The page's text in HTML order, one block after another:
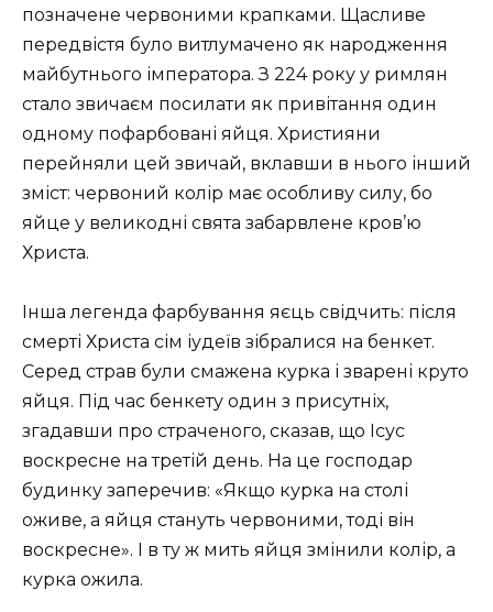
позначене червоними крапками. Щасливе
передвістя було витлумачено як народження
майбутнього імператора. З 224 року у римлян
стало звичаєм посилати як привітання один
одному пофарбовані яйця. Християни
перейняли цей звичай, вклавши в нього інший
зміст: червоний колір має особливу силу, бо
яйце у ​​великодні свята забарвлене кров’ю
Христа.
Інша легенда фарбування яєць свідчить: після
смерті Христа сім іудеїв зібралися на бенкет.
Серед страв були смажена курка і зварені круто
яйця. Під час бенкету один з присутніх,
згадавши про страченого, сказав, що Ісус
воскресне на третій день. На це господар
будинку заперечив: «Якщо курка на столі
оживе, а яйця стануть червоними, тоді він
воскресне». І в ту ж мить яйця змінили колір, а
курка ожила.